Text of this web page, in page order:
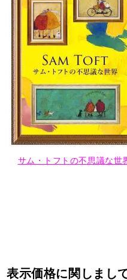
サム・トフトの不思議な世
表示価格に関しまし